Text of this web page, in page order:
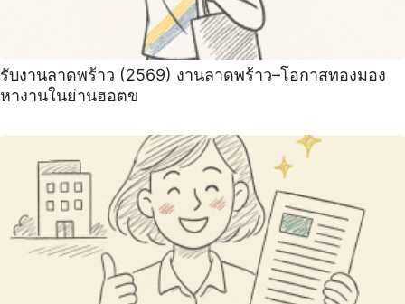
รับงานลาดพร้าว (2569) งานลาดพร้าว–โอกาสทองมอง
หางานในย่านฮอตข